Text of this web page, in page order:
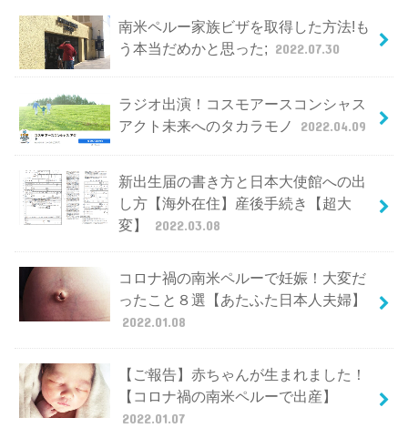
南米ペルー家族ビザを取得した方法!も
う本当だめかと思った; 2022.07.30
ラジオ出演！コスモアースコンシャス
アクト未来へのタカラモノ
2022.04.09
新出生届の書き方と日本大使館への出
し方【海外在住】産後手続き【超大
変】
2022.03.08
コロナ禍の南米ペルーで妊娠！大変だ
ったこと８選【あたふた日本人夫婦】
2022.01.08
【ご報告】赤ちゃんが生まれました！
【コロナ禍の南米ペルーで出産】
2022.01.07